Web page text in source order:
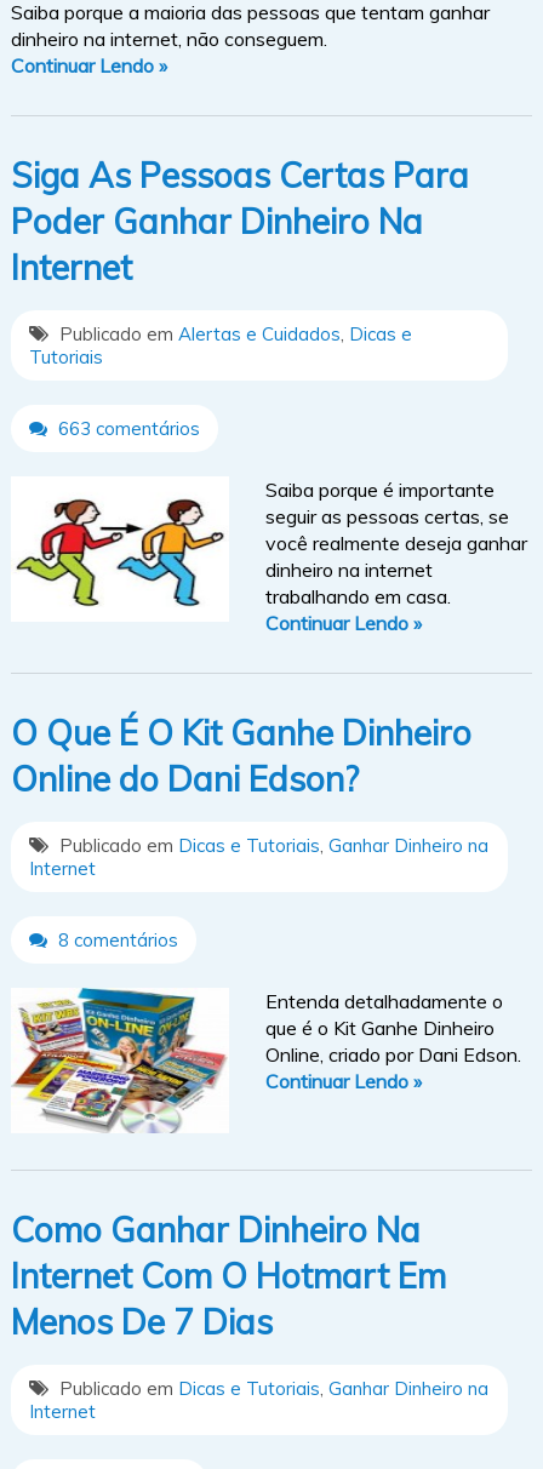
Saiba porque a maioria das pessoas que tentam ganhar
dinheiro na internet, não conseguem.
Continuar Lendo »
Siga As Pessoas Certas Para
Poder Ganhar Dinheiro Na
Internet
Publicado em Alertas e Cuidados Dicas e
Tutoriais
663 comentários
Saiba porque é importante
seguir as pessoas certas, se
você realmente deseja ganhar
dinheiro na internet
trabalhando em casa.
Continuar Lendo »
O Que É O Kit Ganhe Dinheiro
Online do Dani Edson?
Publicado em Dicas e Tutoriais Ganhar Dinheiro na
Internet
8 comentários
Entenda detalhadamente o
que é o Kit Ganhe Dinheiro
Online, criado por Dani Edson.
Continuar Lendo »
Como Ganhar Dinheiro Na
Internet Com O Hotmart Em
Menos De 7 Dias
Publicado em Dicas e Tutoriais Ganhar Dinheiro na
Internet